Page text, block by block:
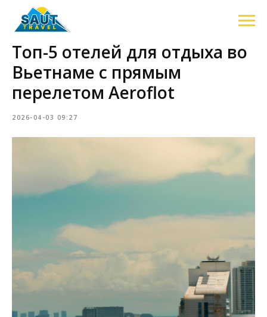
Топ-5 отелей для отдыха во
Вьетнаме с прямым
перелетом Aeroflot
2026-04-03 09:27